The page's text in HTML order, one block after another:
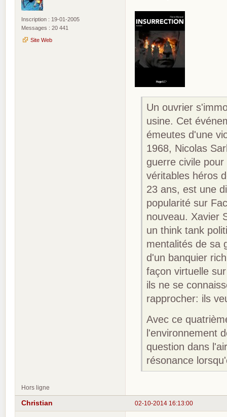
Inscription : 19-01-2005
Messages : 20 441
Site Web
Un ouvrier
usine. Cet
émeutes d'une
1968, Nicolas
guerre civile
véritables héros
23 ans, est une
popularité sur
nouveau. Xavier
un think tank
mentalités de sa
d'un banquier
façon virtuelle
ils ne se
rapprocher: ils
Avec ce
l'environnement
question dans
résonance
Hors ligne
02-10-2014 16:13:00
Christian